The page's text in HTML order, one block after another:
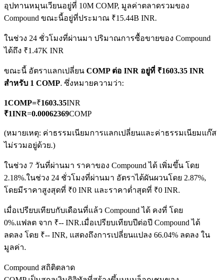
ฟิวเจอร์สสกุลเงินดิจิทัล
TradFi
อนุพันธ์ของหุ้น ฟอเร็กซ์ โลหะมีค่า และสินค้าโภคภัณฑ์
ฟิวเจอร์ส USDC
ฟิวเจอร์สที่ใช้ USDC เป็นหลักประกัน
อุปทานหมุนเวียนอยู่ที่ 10M COMP, มูลค่าตลาดรวมของ
Compound ขณะนี้อยู่ที่ประมาณ ₹15.44B INR.
ในช่วง 24 ชั่วโมงที่ผ่านมา ปริมาณการซื้อขายของ Compound
ได้ถึง ₹1.47K INR
ขณะนี้ อัตราแลกเปลี่ยน COMP ต่อ INR อยู่ที่ ₹1603.35 INR
สำหรับ 1 COMP. ซึ่งหมายความว่า:
1COMP=₹1603.35INR
₹1INR=0.00062369COMP
(หมายเหตุ: ค่าธรรมเนียมการแลกเปลี่ยนและค่าธรรมเนียมแก๊ส
ไม่รวมอยู่ด้วย.)
ในช่วง 7 วันที่ผ่านมา ราคาของ Compound ได้ เพิ่มขึ้น โดย
2.18%.ในช่วง 24 ชั่วโมงที่ผ่านมา อัตราได้ผันผวนโดย 2.87%,
โดยมีราคาสูงสุดที่ ₹0 INR และราคาต่ำสุดที่ ₹0 INR.
เมื่อเปรียบเทียบกับเดือนที่แล้ว Compound ได้ คงที่ โดย
0%.แฟลต จาก ₹-- INR.เมื่อเปรียบเทียบปีต่อปี Compound ได้
ลดลง โดย ₹-- INR, แสดงถึงการเปลี่ยนแปลง 66.04% ลดลง ใน
มูลค่า.
Compound สถิติตลาด